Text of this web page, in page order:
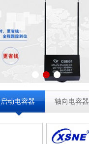
启动电容器 轴向电容器